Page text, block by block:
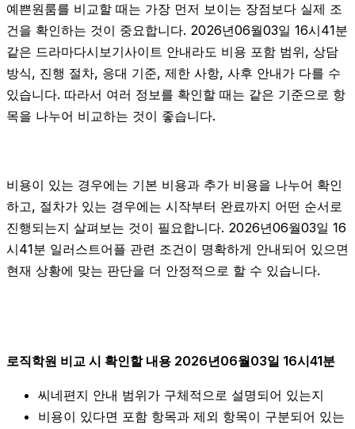
예쁜원룸를 비교할 때는 가장 먼저 보이는 장점보다 실제 조
건을 확인하는 것이 중요합니다. 2026년06월03일 16시41분
같은 드라마다시보기사이트 안내라도 비용 포함 범위, 상담
방식, 진행 절차, 응대 기준, 제한 사항, 사후 안내가 다를 수
있습니다. 따라서 여러 정보를 확인할 때는 같은 기준으로 항
목을 나누어 비교하는 것이 좋습니다.
비용이 있는 경우에는 기본 비용과 추가 비용을 나누어 확인
하고, 절차가 있는 경우에는 시작부터 완료까지 어떤 순서로
진행되는지 살펴보는 것이 필요합니다. 2026년06월03일 16
시41분 일러스트어플 관련 조건이 명확하게 안내되어 있으면
현재 상황에 맞는 판단을 더 안정적으로 할 수 있습니다.
로직학원 비교 시 확인할 내용 2026년06월03일 16시41분
씨네편지 안내 범위가 구체적으로 설명되어 있는지
비용이 있다면 포함 항목과 제외 항목이 구분되어 있는